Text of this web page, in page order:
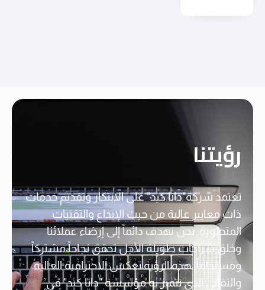
رؤيتنا
تعتمد شركة"داتا كيد" على الابتكار وتقديم خدمات
ذات معايير عالية من حيث الإبداع والتقنيات
المتطورة. نحن نهدف دائماً إلى إرضاء عملائنا
وخلق شراكات طويلة الأجل تحقق نجاحاً مشتركاً
ومستداماً. هذه الرؤية تعكس الاحترافية العالية
والتفاني الذي تتميز به مؤسسة "داتا كيد" في